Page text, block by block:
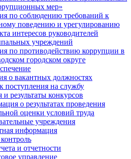
мер»
по соблюдению требований к
поведению и урегулированию
интересов руководителей
учреждений
по противодействию коррупции в
городском округе
о вакантных должностях
поступления на службу
и результаты конкурсов
о результатах проведения
оценки условий труда
учреждения
информация
и отчетности
управление